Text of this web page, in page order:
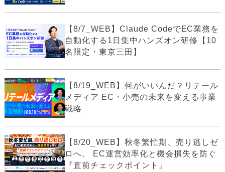
【8/7_WEB】Claude CodeでEC業務を
自動化する1日集中ハンズオン研修【10
名限定・東京三田】
【8/19_WEB】何がいいんだ？リテール
メディア EC・小売の未来を変える事業
戦略
【8/20_WEB】秋冬繁忙期、売り逃しゼ
ロへ。 EC運営効率化と機会損失を防ぐ
『直前チェックポイント』